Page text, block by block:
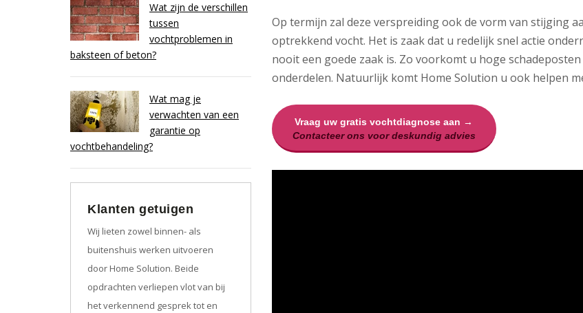
Wat zijn de verschillen
tussen
vochtproblemen in
baksteen of beton?
Wat mag je
verwachten van een
garantie op
vochtbehandeling?
Klanten getuigen
Wij lieten zowel binnen- als
buitenshuis werken uitvoeren
door Home Solution. Beide
opdrachten verliepen vlot van bij
het verkennend gesprek tot en
Op termijn zal deze verspreiding ook de vorm van stijging
optrekkend vocht. Het is zaak dat u redelijk snel actie
nooit een goede zaak is. Zo voorkomt u hoge
onderdelen. Natuurlijk komt Home Solution u ook helpen
Vraag uw gratis vochtdiagnose aan →
Contacteer ons voor deskundig advies